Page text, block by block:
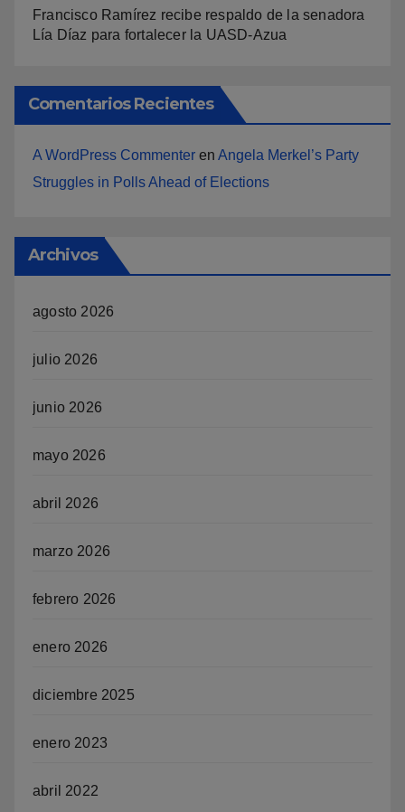
Francisco Ramírez recibe respaldo de la senadora
Lía Díaz para fortalecer la UASD-Azua
Comentarios Recientes
A WordPress Commenter en Angela Merkel’s Party
Struggles in Polls Ahead of Elections
Archivos
agosto 2026
julio 2026
junio 2026
mayo 2026
abril 2026
marzo 2026
febrero 2026
enero 2026
diciembre 2025
enero 2023
abril 2022